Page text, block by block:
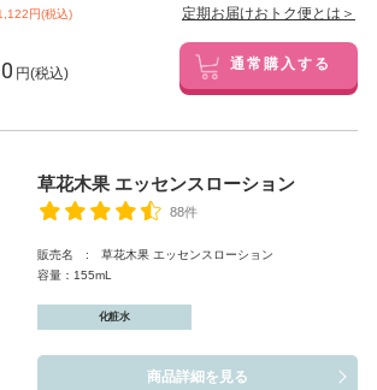
円(税込) 定期お届けおトク便とは＞
円(税込) 通常購入する
草花木果 エッセンスローション
88件
販売名 : 草花木果 エッセンスローション
容量：155mL
化粧水
商品詳細を見る